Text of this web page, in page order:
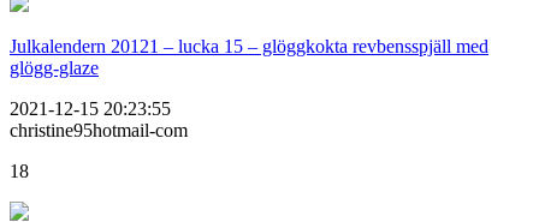
Julkalendern 20121 – lucka 15 – glöggkokta revbensspjäll med
glögg-glaze
2021-12-15 20:23:55
christine95hotmail-com
18